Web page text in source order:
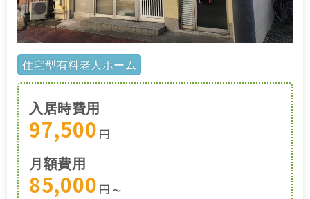
住宅型有料老人ホーム
入居時費用
97,500 円
月額費用
85,000 円 〜